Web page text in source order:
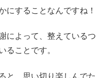
にすることなんですね！
によって、整えているつ
ることです。
と、思い切り楽しんでた